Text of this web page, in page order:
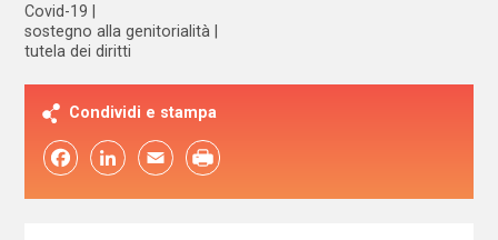
Covid-19
sostegno alla genitorialità
tutela dei diritti
Condividi e stampa
FacebookLinkedIn Email